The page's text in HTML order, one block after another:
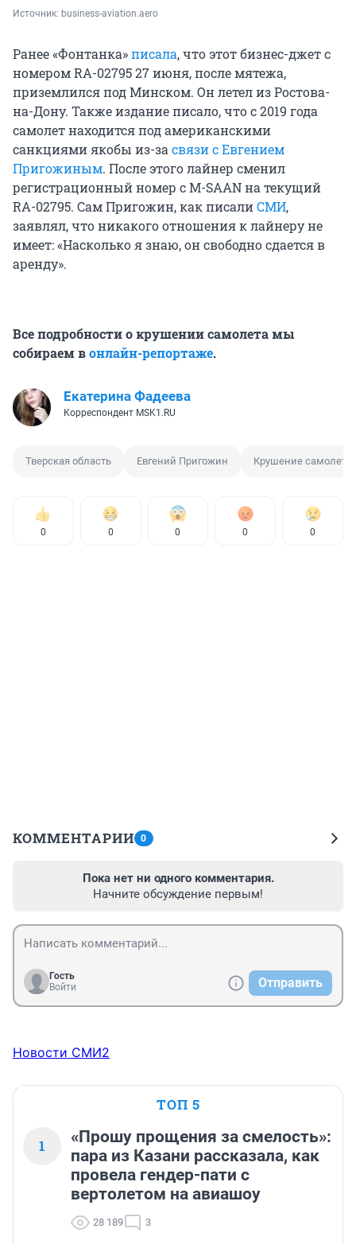
Источник: business-aviation.aero
Ранее «Фонтанка»писала, что этот бизнес-джет с
номером RA-02795 27 июня, после мятежа,
приземлился под Минском. Он летел из Ростова-
на-Дону. Также издание писало, что с 2019 года
самолет находится под американскими
санкциями якобы из-за связи с Евгением
Пригожиным. После этого лайнер сменил
регистрационный номер с M-SAAN на текущий
RA-02795. Сам Пригожин, как писалиСМИ,
заявлял, что никакого отношения к лайнеру не
имеет: «Насколько я знаю, он свободно сдается в
аренду».
Все подробности о крушении самолета мы
собираем вонлайн-репортаже.
Екатерина Фадеева
Корреспондент MSK1.RU
Тверская область Евгений Пригожин Крушение самолета
0 0 0 0 0
КОММЕНТАРИИ 0
Пока нет ни одного комментария.
Начните обсуждение первым!
Гость
Войти
Отправить
Новости СМИ2
ТОП 5
1
«Прошу прощения за смелость»:
пара из Казани рассказала, как
провела гендер-пати с
вертолетом на авиашоу
28 189 3